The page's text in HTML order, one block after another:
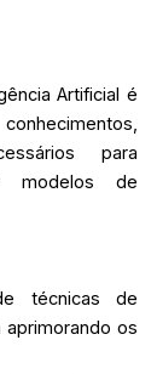
Artificial é
para
modelos de
técnicas de
os